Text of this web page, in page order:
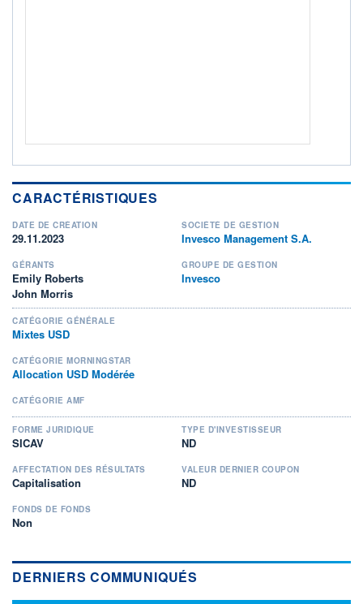
CARACTÉRISTIQUES
DATE DE CRÉATION
29.11.2023
SOCIÉTÉ DE GESTION
Invesco Management S.A.
GÉRANTS
Emily Roberts
John Morris
GROUPE DE GESTION
Invesco
CATÉGORIE GÉNÉRALE
Mixtes USD
CATÉGORIE MORNINGSTAR
Allocation USD Modérée
CATÉGORIE AMF
FORME JURIDIQUE
SICAV
TYPE D'INVESTISSEUR
ND
AFFECTATION DES RÉSULTATS
Capitalisation
VALEUR DERNIER COUPON
ND
FONDS DE FONDS
Non
DERNIERS COMMUNIQUÉS